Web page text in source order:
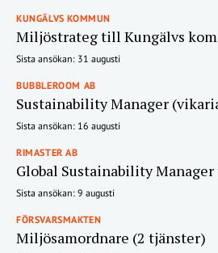
KUNGÄLVS KOMMUN
Miljöstrateg till Kungälvs
Sista ansökan: 31 augusti
BUBBLEROOM AB
Sustainability Manager
Sista ansökan: 16 augusti
RIMASTER AB
Global Sustainability
Sista ansökan: 9 augusti
FÖRSVARSMAKTEN
Miljösamordnare (2 tjänster)